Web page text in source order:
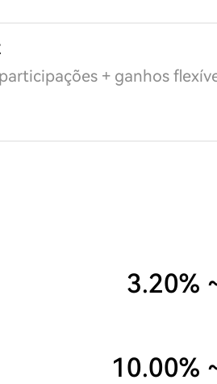
+ ganhos
3.20%
10.00%